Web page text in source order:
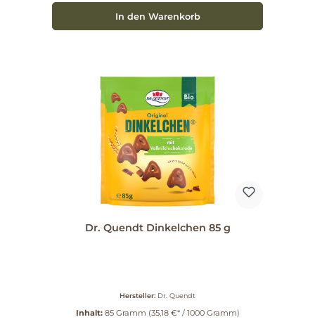
In den Warenkorb
Dr. Quendt Dinkelchen 85 g
Hersteller: Dr. Quendt
Inhalt: 85 Gramm (35,18 €* / 1000 Gramm)